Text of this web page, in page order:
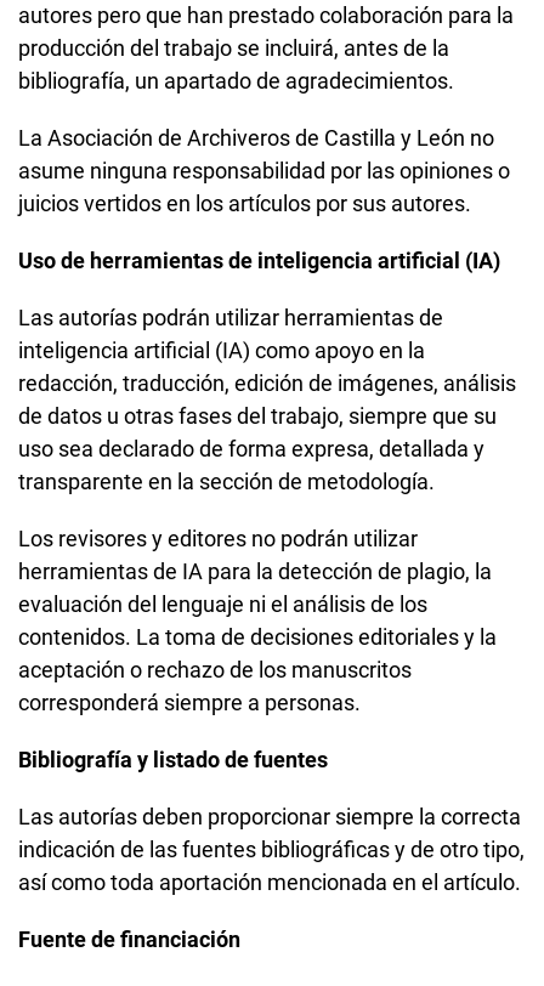
autores pero que han prestado colaboración para la
producción del trabajo se incluirá, antes de la
bibliografía, un apartado de agradecimientos.
La Asociación de Archiveros de Castilla y León no
asume ninguna responsabilidad por las opiniones o
juicios vertidos en los artículos por sus autores.
Uso de herramientas de inteligencia artificial (IA)
Las autorías podrán utilizar herramientas de
inteligencia artificial (IA) como apoyo en la
redacción, traducción, edición de imágenes, análisis
de datos u otras fases del trabajo, siempre que su
uso sea declarado de forma expresa, detallada y
transparente en la sección de metodología.
Los revisores y editores no podrán utilizar
herramientas de IA para la detección de plagio, la
evaluación del lenguaje ni el análisis de los
contenidos. La toma de decisiones editoriales y la
aceptación o rechazo de los manuscritos
corresponderá siempre a personas.
Bibliografía y listado de fuentes
Las autorías deben proporcionar siempre la correcta
indicación de las fuentes bibliográficas y de otro tipo,
así como toda aportación mencionada en el artículo.
Fuente de financiación